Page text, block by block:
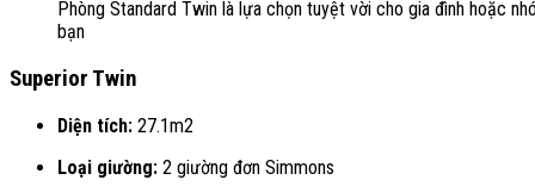
Phòng Standard Twin là lựa chọn tuyệt vời cho gia đình hoặc
bạn
Superior Twin
Diện tích: 27.1m2
Loại giường: 2 giường đơn Simmons